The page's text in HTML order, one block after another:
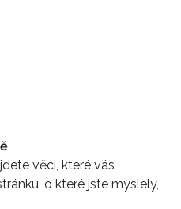
věci, které vás
o které jste myslely,